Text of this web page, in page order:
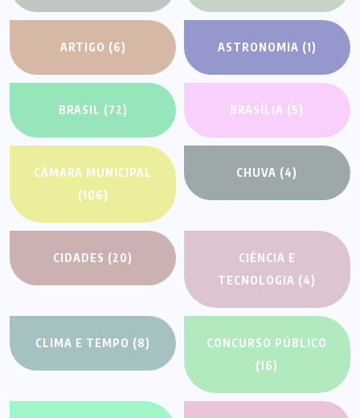
ARTIGO (6) ASTRONOMIA (1)
BRASIL (72) BRASÍLIA (5)
CÂMARA MUNICIPAL
(106)
CHUVA (4)
CIDADES (20)
CIÊNCIA E
TECNOLOGIA (4)
CLIMA E TEMPO (8)
CONCURSO PÚBLICO
(16)